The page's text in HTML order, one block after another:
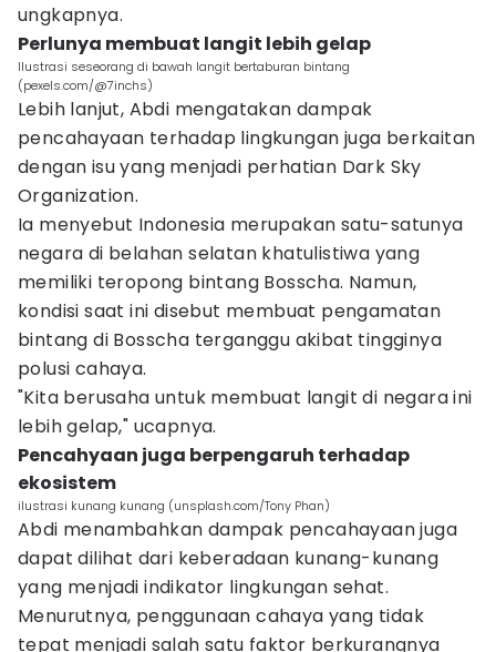
ungkapnya.
Perlunya membuat langit lebih gelap
Ilustrasi seseorang di bawah langit bertaburan bintang
(pexels.com/@7inchs)
Lebih lanjut, Abdi mengatakan dampak
pencahayaan terhadap lingkungan juga berkaitan
dengan isu yang menjadi perhatian Dark Sky
Organization.
Ia menyebut Indonesia merupakan satu-satunya
negara di belahan selatan khatulistiwa yang
memiliki teropong bintang Bosscha. Namun,
kondisi saat ini disebut membuat pengamatan
bintang di Bosscha terganggu akibat tingginya
polusi cahaya.
"Kita berusaha untuk membuat langit di negara ini
lebih gelap," ucapnya.
Pencahyaan juga berpengaruh terhadap
ekosistem
ilustrasi kunang kunang (unsplash.com/Tony Phan)
Abdi menambahkan dampak pencahayaan juga
dapat dilihat dari keberadaan kunang-kunang
yang menjadi indikator lingkungan sehat.
Menurutnya, penggunaan cahaya yang tidak
tepat menjadi salah satu faktor berkurangnya